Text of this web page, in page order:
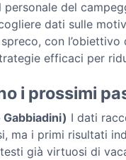
del
dati sulle
con l’obiettivo
efficaci per
i prossimi
I dati
ma i primi risultati
già virtuosi di